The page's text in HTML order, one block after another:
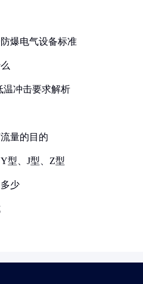
爆电气设备标准
温冲击要求解析
量的目的
型、J型、Z型
少